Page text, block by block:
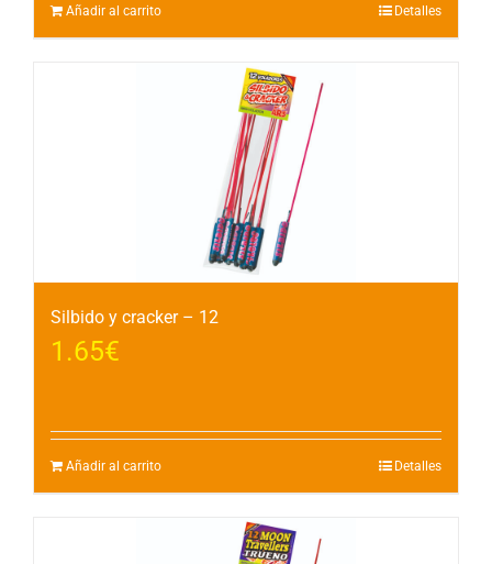
Añadir al carrito Detalles
Silbido y cracker – 12
1.65€
Añadir al carrito Detalles